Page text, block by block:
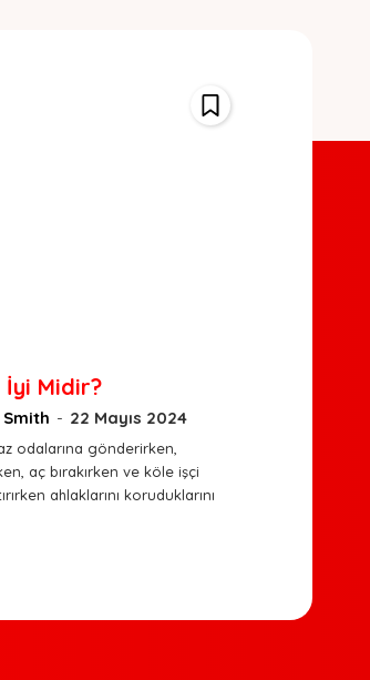
İyi Midir?
- 22 Mayıs 2024
odalarına gönderirken,
aç bırakırken ve köle işçi
ahlaklarını koruduklarını